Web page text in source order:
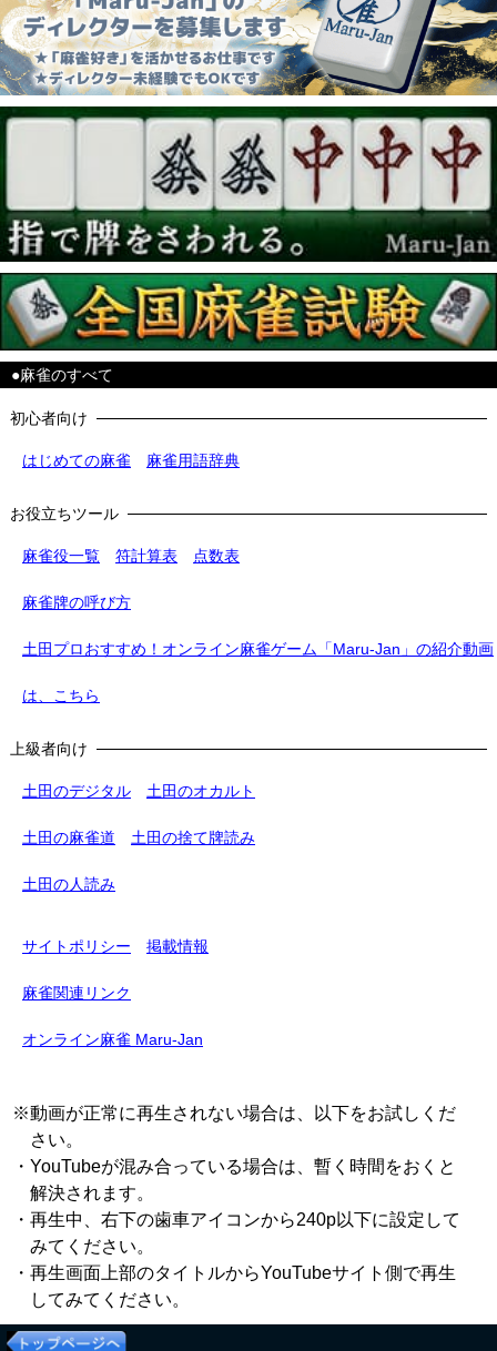
●麻雀のすべて
初心者向け
はじめての麻雀 麻雀用語辞典
お役立ちツール
麻雀役一覧 符計算表 点数表
麻雀牌の呼び方
土田プロおすすめ！オンライン麻雀ゲーム「Maru-Jan」の紹介動画
は、こちら
上級者向け
土田のデジタル 土田のオカルト
土田の麻雀道 土田の捨て牌読み
土田の人読み
サイトポリシー 掲載情報
麻雀関連リンク
オンライン麻雀 Maru-Jan
※動画が正常に再生されない場合は、以下をお試しくだ
さい。
・YouTubeが混み合っている場合は、暫く時間をおくと
解決されます。
・再生中、右下の歯車アイコンから240p以下に設定して
みてください。
・再生画面上部のタイトルからYouTubeサイト側で再生
してみてください。